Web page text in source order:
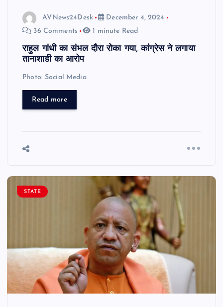
AVNews24Desk
December 4, 2024
36 Comments
1 minute Read
राहुल गांधी का संभल दौरा रोका गया, कांग्रेस ने लगाया
तानाशाही का आरोप
Photo: Social Media
Read more
STATE